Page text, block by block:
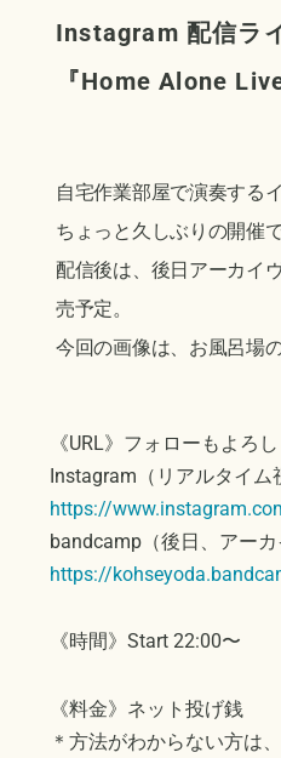
Instagram 配信ラ
『Home Alone
自宅作業部屋で演奏する
ちょっと久しぶりの開催
配信後は、後日アーカイ
売予定。
今回の画像は、お風呂場の
《URL》フォローもよろ
Instagram（リアルタイム
https://
bandcamp（後日、アーカ
https://
《時間》Start 22:00〜
《料金》ネット投げ銭
＊方法がわからない方は